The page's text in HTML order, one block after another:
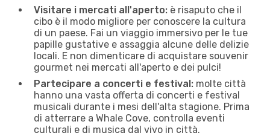
Visitare i mercati all'aperto: è risaputo che il
cibo è il modo migliore per conoscere la cultura
di un paese. Fai un viaggio immersivo per le tue
papille gustative e assaggia alcune delle delizie
locali. E non dimenticare di acquistare souvenir
gourmet nei mercati all'aperto e dei pulci!
Partecipare a concerti e festival: molte città
hanno una vasta offerta di concerti e festival
musicali durante i mesi dell'alta stagione. Prima
di atterrare a Whale Cove, controlla eventi
culturali e di musica dal vivo in città.